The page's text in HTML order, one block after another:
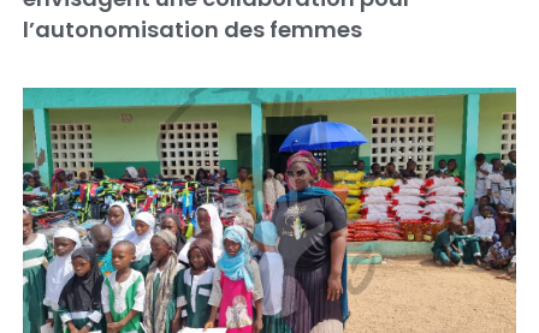
l’autonomisation des femmes